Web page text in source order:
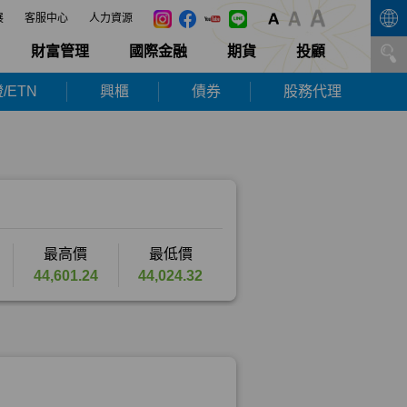
客服中心 人力資源
財富管理 國際金融 期貨 投顧
ETN 興櫃 債券 股務代理